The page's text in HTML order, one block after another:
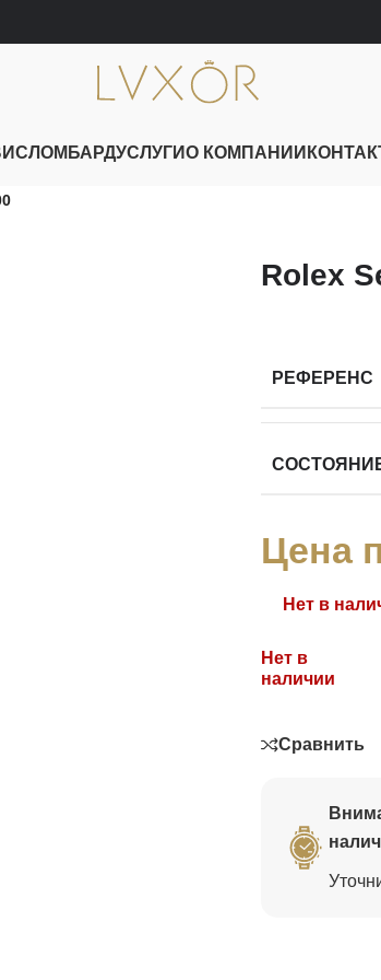
ЛОМБАРДУСЛУГИО КОМПАНИИ
Rolex
РЕФЕРЕНС
Цена
Нет в
Нет в
наличии
Сравнить